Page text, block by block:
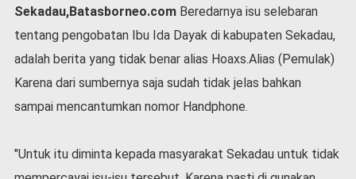
l
a
r
a
a
p
i
Sekadau,Batasborneo.com Beredarnya isu selebaran
tentang pengobatan Ibu Ida Dayak di kabupaten Sekadau,
adalah berita yang tidak benar alias Hoaxs.Alias (Pemulak)
Karena dari sumbernya saja sudah tidak jelas bahkan
sampai mencantumkan nomor Handphone.
"Untuk itu diminta kepada masyarakat Sekadau untuk tidak